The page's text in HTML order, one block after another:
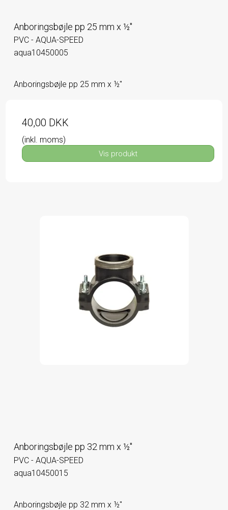
Anboringsbøjle pp 25 mm x ½"
PVC - AQUA-SPEED
aqua10450005
Anboringsbøjle pp 25 mm x ½"
40,00 DKK
(inkl. moms)
Vis produkt
Anboringsbøjle pp 32 mm x ½"
PVC - AQUA-SPEED
aqua10450015
Anboringsbøjle pp 32 mm x ½"